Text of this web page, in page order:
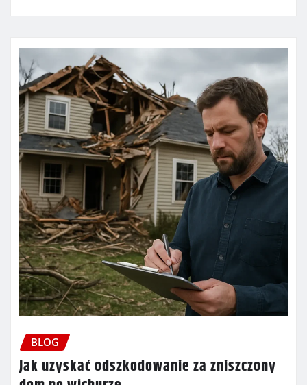
BLOG
Jak uzyskać odszkodowanie za zniszczony